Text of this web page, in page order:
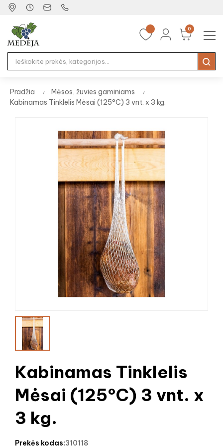
0
☰
Pradžia
Mėsos, žuvies gaminiams
Kabinamas Tinklelis Mėsai (125°C) 3 vnt. x 3 kg.
Kabinamas Tinklelis
Mėsai (125°C) 3 vnt. x
3 kg.
prekės kodas:310118